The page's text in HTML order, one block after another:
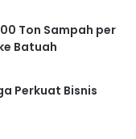
Ton Sampah per
Batuah
Perkuat Bisnis